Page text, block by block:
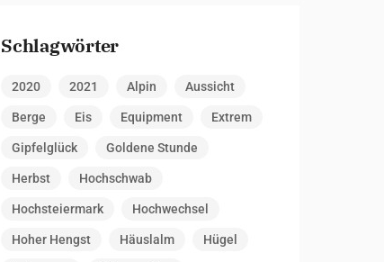
Schlagwörter
2020 2021 Alpin Aussicht
Berge Eis Equipment Extrem
Gipfelglück Goldene Stunde
Herbst Hochschwab
Hochsteiermark Hochwechsel
Hoher Hengst Häuslalm Hügel